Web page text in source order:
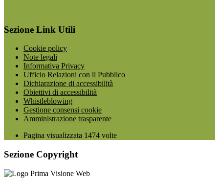
Sezione Link Utili
Cookie policy
Note legali
Informativa Privacy
Ufficio Relazioni con il Pubblico
Dichiarazione di accessibilità
Obiettivi di accessibilità
Whistleblowing
Gestione consensi cookie
Amministrazione trasparente
Pagina visualizzata 1474 volte
Sezione Copyright